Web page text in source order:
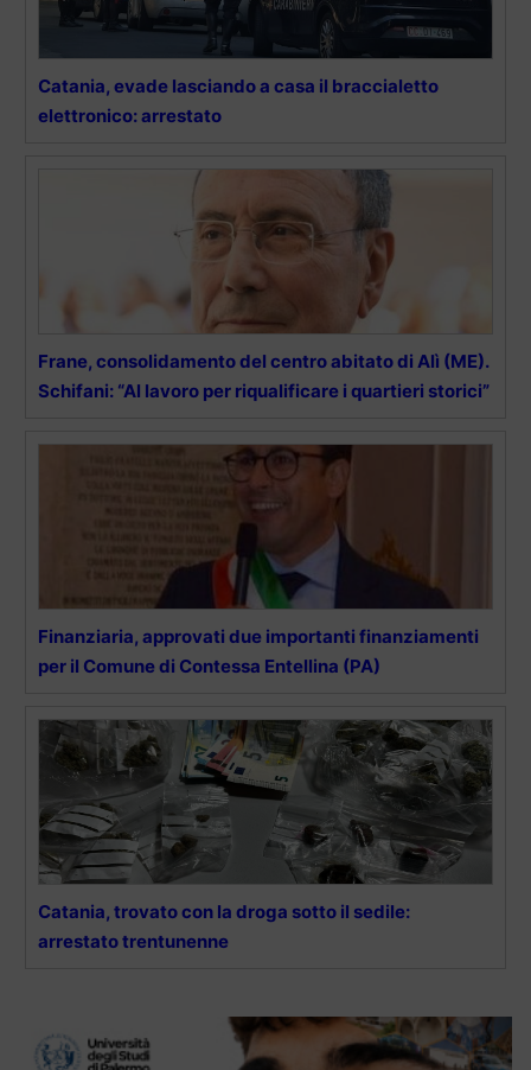
Catania, evade lasciando a casa il braccialetto
elettronico: arrestato
Frane, consolidamento del centro abitato di Alì (ME).
Schifani: “Al lavoro per riqualificare i quartieri storici”
Finanziaria, approvati due importanti finanziamenti
per il Comune di Contessa Entellina (PA)
Catania, trovato con la droga sotto il sedile:
arrestato trentunenne